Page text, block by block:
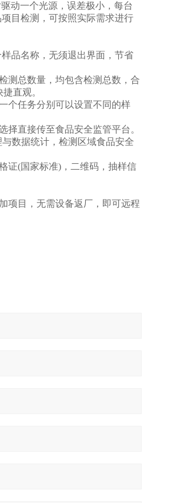
动一个光源，误差极小，每台
目检测，可按照实际需求进行
品名称，无须退出界面，节省
总数量，均包含检测总数，合
直观。
个任务分别可以设置不同的样
直接传至食品安全监管平台。
数据统计，检测区域食品安全
证(国家标准)，二维码，抽样信
目，无需设备返厂，即可远程